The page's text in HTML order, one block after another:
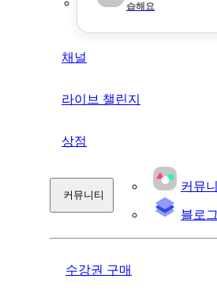
습해요
채널
라이브 챌린지
상점
커뮤니티
커뮤
블로그
수강권 구매